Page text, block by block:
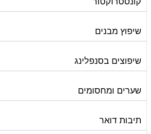
שיפוץ מבנים
שיפוצים בסנפלינג
שערים ומחסומים
תיבות דואר